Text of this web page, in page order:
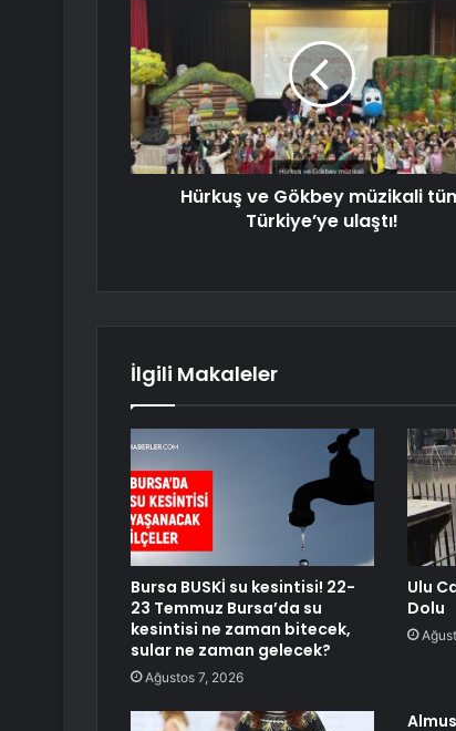
Hürkuş ve Gökbey müzikali
Türkiye’ye ulaştı!
İlgili Makaleler
Bursa BUSKİ su kesintisi! 22-
23 Temmuz Bursa’da su
kesintisi ne zaman bitecek,
sular ne zaman gelecek?
Ağustos 7, 2026
Ulu
Dolu